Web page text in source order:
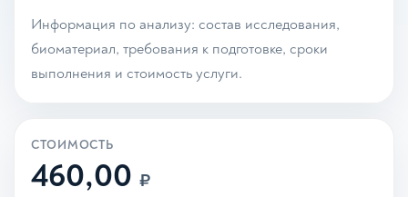
Информация по анализу: состав исследования,
биоматериал, требования к подготовке, сроки
выполнения и стоимость услуги.
СТОИМОСТЬ
460,00 ₽